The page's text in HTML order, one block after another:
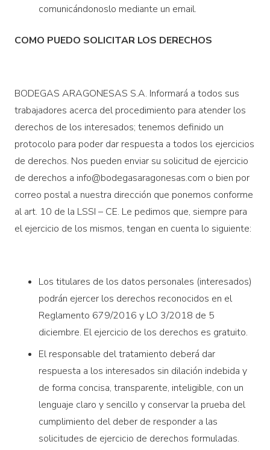
comunicándonoslo mediante un email.
COMO PUEDO SOLICITAR LOS DERECHOS
BODEGAS ARAGONESAS S.A. Informará a todos sus
trabajadores acerca del procedimiento para atender los
derechos de los interesados; tenemos definido un
protocolo para poder dar respuesta a todos los ejercicios
de derechos. Nos pueden enviar su solicitud de ejercicio
de derechos a info@bodegasaragonesas.com o bien por
correo postal a nuestra dirección que ponemos conforme
al art. 10 de la LSSI – CE. Le pedimos que, siempre para
el ejercicio de los mismos, tengan en cuenta lo siguiente:
Los titulares de los datos personales (interesados)
podrán ejercer los derechos reconocidos en el
Reglamento 679/2016 y LO 3/2018 de 5
diciembre. El ejercicio de los derechos es gratuito.
El responsable del tratamiento deberá dar
respuesta a los interesados sin dilación indebida y
de forma concisa, transparente, inteligible, con un
lenguaje claro y sencillo y conservar la prueba del
cumplimiento del deber de responder a las
solicitudes de ejercicio de derechos formuladas.